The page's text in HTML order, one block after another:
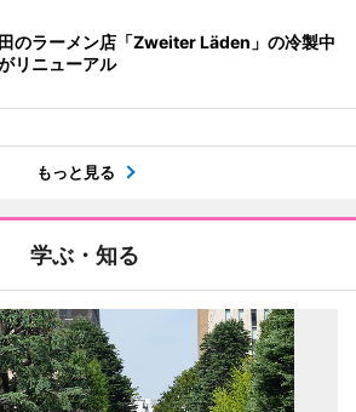
のラーメン店「Zweiter Läden」の冷製中
リニューアル
もっと見る
学ぶ・知る